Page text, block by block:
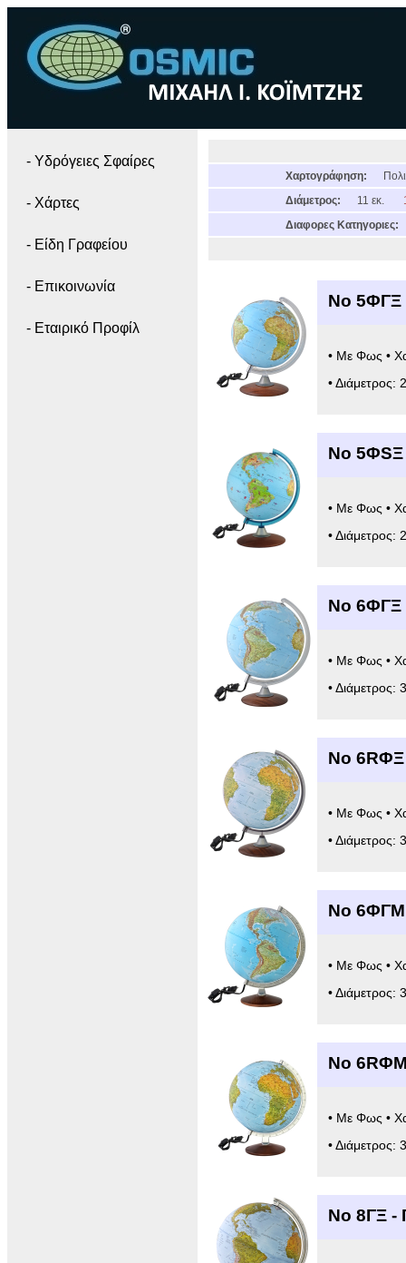
- Yδρόγειες Σφαίρες
- Χάρτες
- Είδη Γραφείου
- Επικοινωνία
- Εταιρικό Προφίλ
Χαρτογράφηση:
Διάμετρος:
11 εκ.
Διαφορες Κατηγοριες:
Νο 5ΦΓΞ
• Με Φως •
•
Νο 5ΦSΞ
• Με Φως •
•
Νο 6ΦΓΞ
• Με Φως •
•
Νο 6RΦΞ
• Με Φως •
•
Νο
• Με Φως •
•
Νο
• Με Φως •
•
Νο 8ΓΞ -